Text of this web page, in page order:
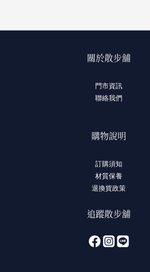
關於散步舖
門市資訊
聯絡我們
購物說明
訂購須知
材質保養
退換貨政策
追蹤散步舖